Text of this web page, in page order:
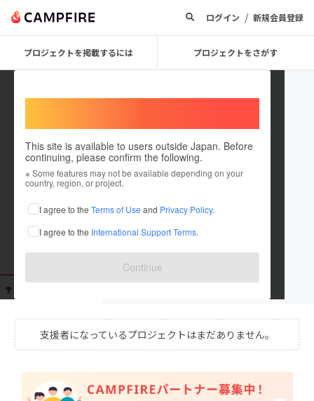
ログイン / 新規会員登録
プロジェクトを掲載するには プロジェクトをさがす
This site is available to users outside Japan. Before
continuing, please confirm the following.
※ Some features may not be available depending on your
country, region, or project.
I agree to the Terms of Use and Privacy Policy.
I agree to the International Support Terms.
Continue
saipallavi
在住国：日本
出身国：日本
支援者になっているプロジェクトはまだありません。